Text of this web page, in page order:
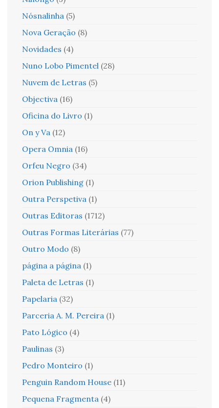
Nósnalinha (5)
Nova Geração (8)
Novidades (4)
Nuno Lobo Pimentel (28)
Nuvem de Letras (5)
Objectiva (16)
Oficina do Livro (1)
On y Va (12)
Opera Omnia (16)
Orfeu Negro (34)
Orion Publishing (1)
Outra Perspetiva (1)
Outras Editoras (1712)
Outras Formas Literárias (77)
Outro Modo (8)
página a página (1)
Paleta de Letras (1)
Papelaria (32)
Parceria A. M. Pereira (1)
Pato Lógico (4)
Paulinas (3)
Pedro Monteiro (1)
Penguin Random House (11)
Pequena Fragmenta (4)